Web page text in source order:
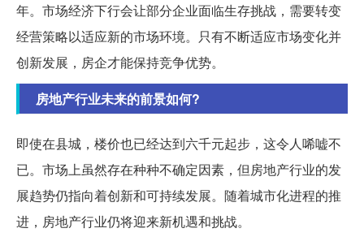
年。市场经济下行会让部分企业面临生存挑战，需要转变
经营策略以适应新的市场环境。只有不断适应市场变化并
创新发展，房企才能保持竞争优势。
房地产行业未来的前景如何?
即使在县城，楼价也已经达到六千元起步，这令人唏嘘不
已。市场上虽然存在种种不确定因素，但房地产行业的发
展趋势仍指向着创新和可持续发展。随着城市化进程的推
进，房地产行业仍将迎来新机遇和挑战。